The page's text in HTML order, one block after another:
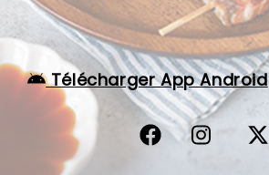
Télécharger App Android